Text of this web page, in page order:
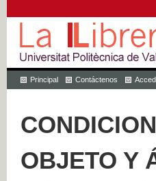
Principal Contáctenos
OBJETO Y